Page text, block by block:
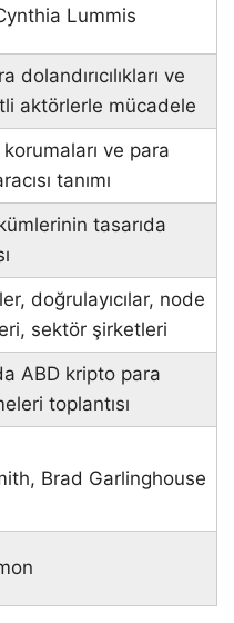
Lummis
dolandırıcılıkları ve
aktörlerle mücadele
ve para
tanımı
tasarıda
doğrulayıcılar, node
sektör şirketleri
ABD kripto para
toplantısı
Brad Garlinghouse